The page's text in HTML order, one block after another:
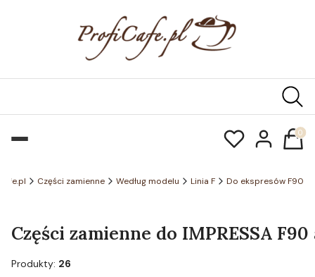
Części zamienne Według modelu Linia F Do ekspresów F90
Części zamienne do IMPRESSA
Produkty: 26